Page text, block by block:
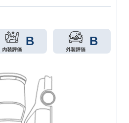
B B